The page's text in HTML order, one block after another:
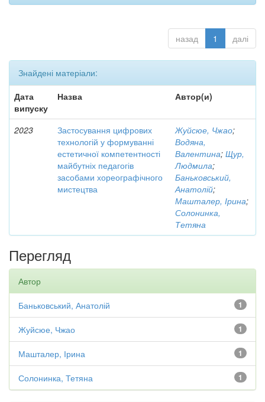
назад 1 далі
Знайдені матеріали:
Дата
випуску
Назва Автор(и)
2023
Застосування цифрових
технологій у формуванні
естетичної компетентності
майбутніх педагогів
засобами хореографічного
мистецтва
Жуйсюе, Чжао;
Водяна,
Валентина; Щур,
Людмила;
Баньковський,
Анатолій;
Машталер, Ірина;
Солонинка,
Тетяна
Перегляд
Автор
1
Баньковський, Анатолій
1
Жуйсюе, Чжао
1
Машталер, Ірина
1
Солонинка, Тетяна